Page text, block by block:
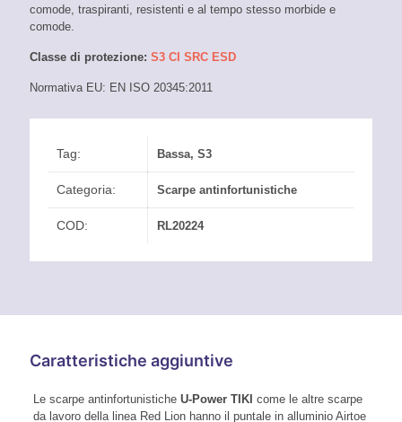
comode, traspiranti, resistenti e al tempo stesso morbide e
comode.
Classe di protezione: S3 CI SRC ESD
Normativa EU: EN ISO 20345:2011
Tag: Bassa, S3
Categoria: Scarpe antinfortunistiche
COD: RL20224
Caratteristiche aggiuntive
Le scarpe antinfortunistiche U-Power TIKI come le altre scarpe
da lavoro della linea Red Lion hanno il puntale in alluminio Airtoe